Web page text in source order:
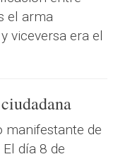
el arma
viceversa era el
manifestante de
día 8 de